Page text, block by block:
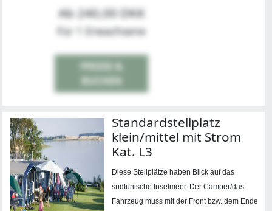
Ab 240,00 DKK
Für 1 Erwachsene
PREISE &
BUCHEN
Standardstellplatz
klein/mittel mit Strom
Kat. L3
Diese Stellplätze haben Blick auf das
südfünische Inselmeer. Der Camper/das
Fahrzeug muss mit der Front bzw. dem Ende